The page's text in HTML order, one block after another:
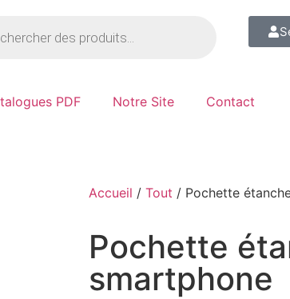
PDF Notre Site Contact
Accueil / Tout / Pochette
Pochette
smartphone